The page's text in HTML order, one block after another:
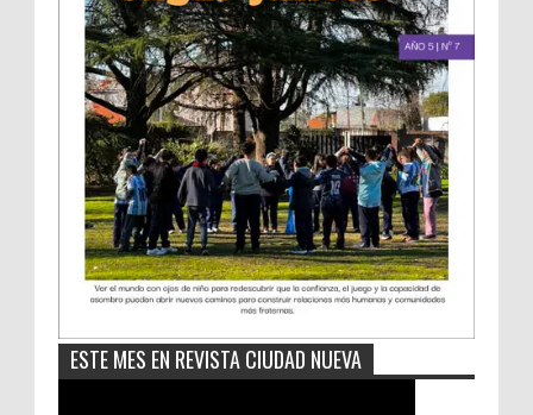
ESTE MES EN REVISTA CIUDAD NUEVA